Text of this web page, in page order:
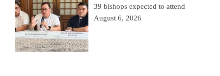
39 bishops expected to attend
August 6, 2026